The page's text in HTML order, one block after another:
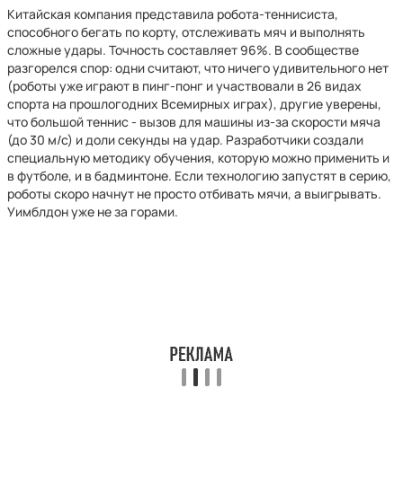
Китайская компания представила робота-теннисиста,
способного бегать по корту, отслеживать мяч и выполнять
сложные удары. Точность составляет 96%. В сообществе
разгорелся спор: одни считают, что ничего удивительного нет
(роботы уже играют в пинг-понг и участвовали в 26 видах
спорта на прошлогодних Всемирных играх), другие уверены,
что большой теннис - вызов для машины из-за скорости мяча
(до 30 м/с) и доли секунды на удар. Разработчики создали
специальную методику обучения, которую можно применить и
в футболе, и в бадминтоне. Если технологию запустят в серию,
роботы скоро начнут не просто отбивать мячи, а выигрывать.
Уимблдон уже не за горами.